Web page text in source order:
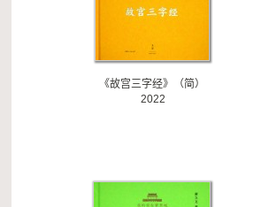
《故宫三字经》（简）
2022